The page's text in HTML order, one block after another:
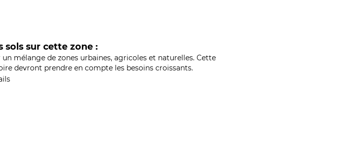
sols sur cette zone :
mélange de zones urbaines, agricoles et naturelles. Cette
devront prendre en compte les besoins croissants.